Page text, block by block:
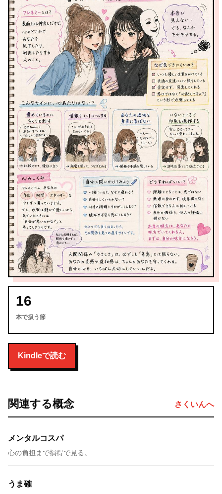
16
本で扱う節
Kindleで読む
関連する概念 さくいんへ
メンタルコスパ
心の負担まで損得で見る。
うま確